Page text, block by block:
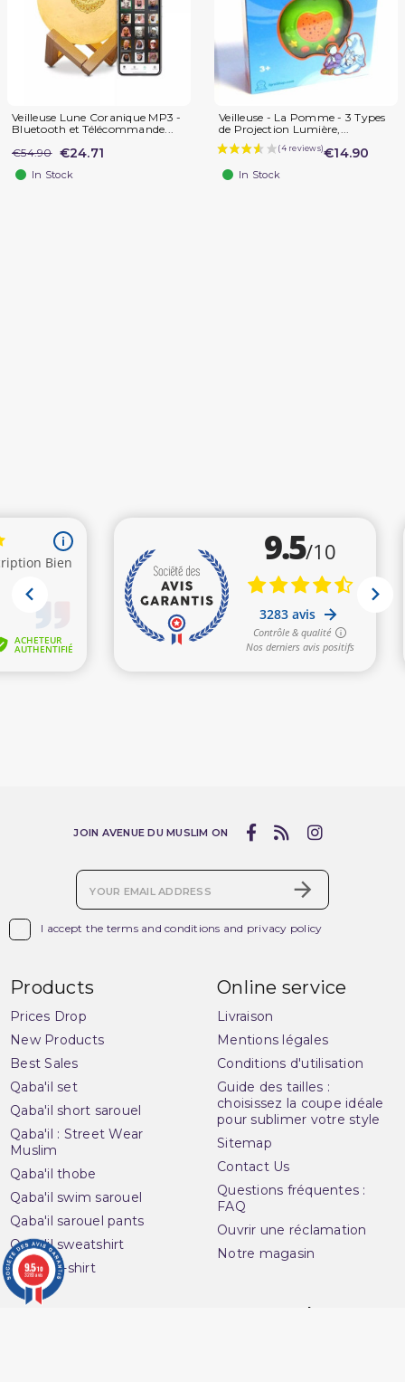
Veilleuse Lune Coranique MP3 -
Bluetooth et Télécommande...
€54.90 €24.71
In Stock
Veilleuse - La Pomme - 3 Types
de Projection Lumière,...
€14.90
In Stock
I accept the terms and conditions and privacy policy
JOIN AVENUE DU MUSLIM ON
Products
Prices Drop
New Products
Best Sales
Qaba'il set
Qaba'il short sarouel
Qaba'il : Street Wear
Muslim
Qaba'il thobe
Qaba'il swim sarouel
Qaba'il sarouel pants
Qaba'il sweatshirt
Qaba'il t-shirt
Online service
Livraison
Mentions légales
Conditions d'utilisation
Guide des tailles :
choisissez la coupe idéale
pour sublimer votre style
Sitemap
Contact Us
Questions fréquentes :
FAQ
Ouvrir une réclamation
Notre magasin
Avenue du
9.5/10
3283 avis